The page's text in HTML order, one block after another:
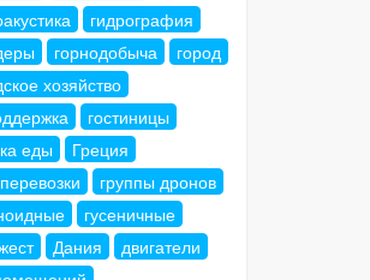
гидрография
горнодобыча
город
хозяйство
гостиницы
еды
Греция
группы дронов
гусеничные
Дания
двигатели